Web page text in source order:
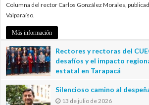
Columna del rector Carlos González Morales,
Valparaíso.
Más información
Rectores y rectoras del
desafíos y el impacto
estatal en Tarapacá
Silencioso camino al
13 de julio de 2026